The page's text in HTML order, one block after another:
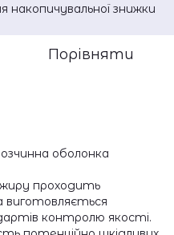
накопичувальної знижки
Порівняти
оболонка
проходить
виготовляється
контролю якості.